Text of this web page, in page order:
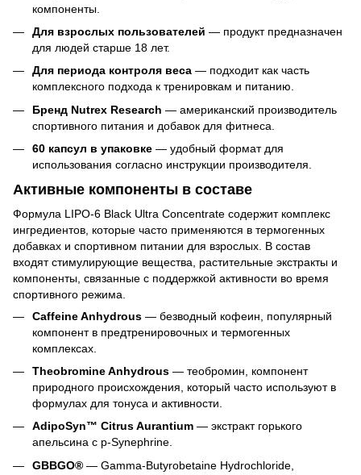
компоненты.
Для взрослых пользователей — продукт предназначен
для людей старше 18 лет.
Для периода контроля веса — подходит как часть
комплексного подхода к тренировкам и питанию.
Бренд Nutrex Research — американский производитель
спортивного питания и добавок для фитнеса.
60 капсул в упаковке — удобный формат для
использования согласно инструкции производителя.
Активные компоненты в составе
Формула LIPO-6 Black Ultra Concentrate содержит комплекс
ингредиентов, которые часто применяются в термогенных
добавках и спортивном питании для взрослых. В состав
входят стимулирующие вещества, растительные экстракты и
компоненты, связанные с поддержкой активности во время
спортивного режима.
Caffeine Anhydrous — безводный кофеин, популярный
компонент в предтренировочных и термогенных
комплексах.
Theobromine Anhydrous — теобромин, компонент
природного происхождения, который часто используют в
формулах для тонуса и активности.
AdipoSyn™ Citrus Aurantium — экстракт горького
апельсина с p-Synephrine.
GBBGO® — Gamma-Butyrobetaine Hydrochloride,